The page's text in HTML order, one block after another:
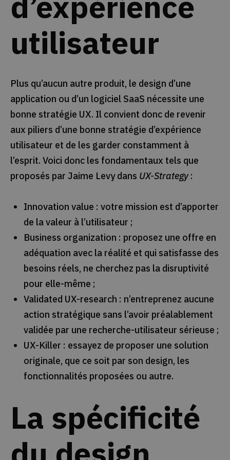
utilisateur
Plus qu’aucun autre produit, le design d’une
application ou d’un logiciel SaaS nécessite une
bonne stratégie UX. Il convient donc de revenir
aux piliers d’une bonne stratégie d’expérience
utilisateur et de les garder constamment à
l’esprit. Voici donc les fondamentaux tels que
proposés par Jaime Levy dans UX-Strategy:
Innovation value : votre mission est d’apporter
de la valeur à l’utilisateur ;
Business organization : proposez une offre en
adéquation avec la réalité et qui satisfasse des
besoins réels, ne cherchez pas la disruptivité
pour elle-même ;
Validated UX-research : n’entreprenez aucune
action stratégique sans l’avoir préalablement
validée par une recherche-utilisateur sérieuse ;
UX-Killer : essayez de proposer une solution
originale, que ce soit par son design, les
fonctionnalités proposées ou autre.
La spécificité